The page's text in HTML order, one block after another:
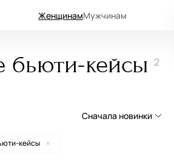
ЖенщинамМужчинам
бьюти-кейсы 2
Сначала новинки
кейсы